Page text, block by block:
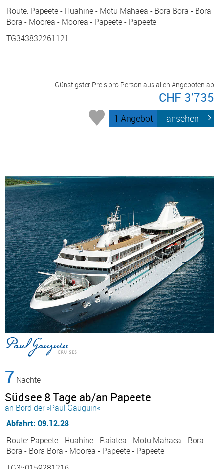
Route: Papeete - Huahine - Motu Mahaea - Bora Bora - Bora
Bora - Moorea - Moorea - Papeete - Papeete
TG343832261121
Günstigster Preis pro Person aus allen Angeboten ab
CHF 3’735
1 Angebot ansehen
7 Nächte
Südsee 8 Tage ab/an Papeete
an Bord der »Paul Gauguin«
Abfahrt: 09.12.28
Route: Papeete - Huahine - Raiatea - Motu Mahaea - Bora
Bora - Bora Bora - Moorea - Papeete - Papeete